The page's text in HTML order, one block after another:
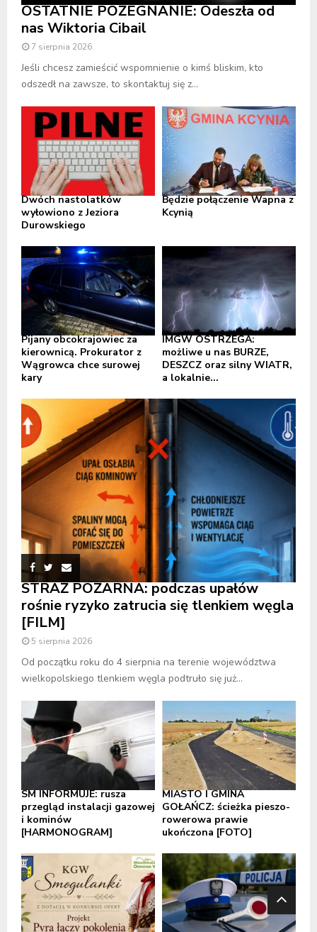
OSTATNIE POŻEGNANIE: Odeszła od
nas Wiktoria Cibail
7 sierpnia 2026
Jeśli chcesz zamieścić wspomnienie o kimś bliskim, kto
odszedł na zawsze, to skontaktuj się z...
Dwóch nastolatków
wyłowiono z Jeziora
Durowskiego
Będzie połączenie Wapna z
Kcynią
Pijany obcokrajowiec za
kierownicą. Prokurator z
Wągrowca chce surowej
kary
IMGW OSTRZEGA:
możliwe u nas BURZE,
DESZCZ oraz silny WIATR,
a lokalnie...
STRAŻ POŻARNA: podczas upałów
rośnie ryzyko zatrucia się tlenkiem węgla
[FILM]
5 sierpnia 2026
Od początku roku do 4 sierpnia na terenie województwa
wielkopolskiego tlenkiem węgla podtruło się już...
SM INFORMUJE: rusza
przegląd instalacji gazowej
i kominów
[HARMONOGRAM]
MIASTO I GMINA
GOŁAŃCZ: ścieżka pieszo-
rowerowa prawie
ukończona [FOTO]